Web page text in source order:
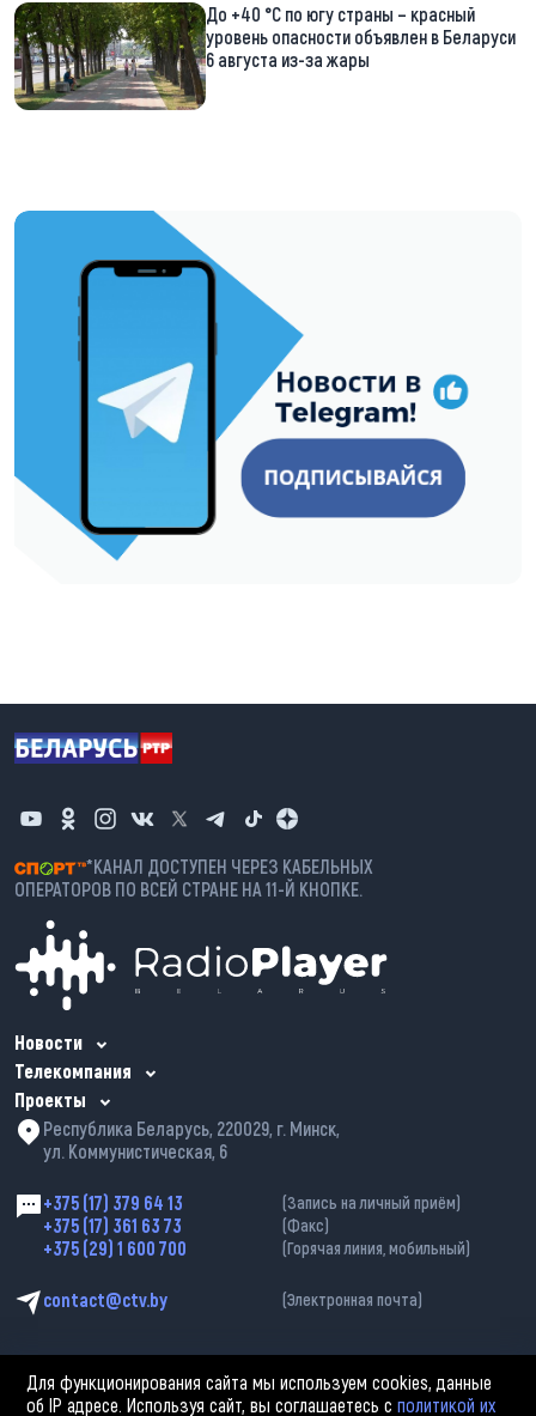
До +40 °С по югу страны – красный
уровень опасности объявлен в Беларуси
6 августа из-за жары
https://t.me/minskctvby
*КАНАЛ ДОСТУПЕН ЧЕРЕЗ КАБЕЛЬНЫХ
ОПЕРАТОРОВ ПО ВСЕЙ СТРАНЕ НА 11-Й КНОПКЕ.
Новости
Телекомпания
Проекты
Республика Беларусь, 220029, г. Минск,
ул. Коммунистическая, 6
+375 (17) 379 64 13 (Запись на личный приём)
+375 (17) 361 63 73 (Факс)
+375 (29) 1 600 700 (Горячая линия, мобильный)
contact@ctv.by (Электронная почта)
Для функционирования сайта мы используем cookies, данные
об IP адресе. Используя сайт, вы соглашаетесь сполитикой их